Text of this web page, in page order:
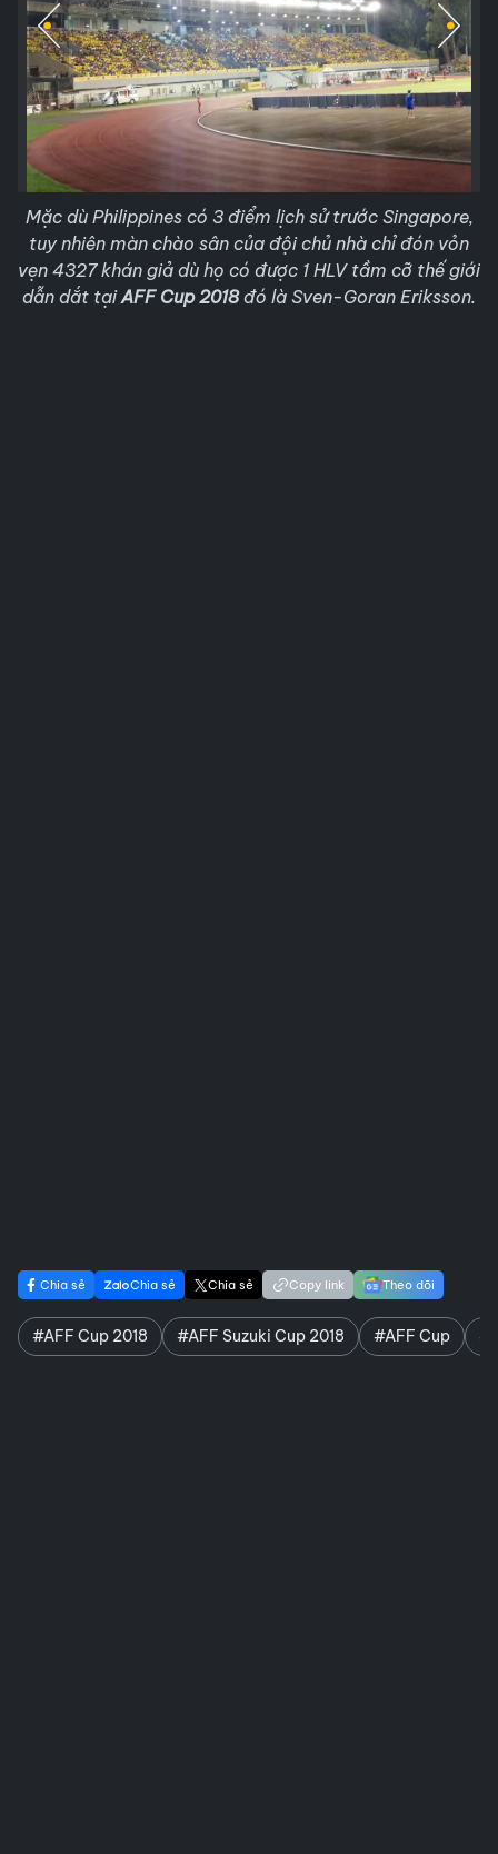
Mặc dù Philippines có 3 điểm lịch sử trước Singapore,
tuy nhiên màn chào sân của đội chủ nhà chỉ đón vỏn
vẹn 4327 khán giả dù họ có được 1 HLV tầm cỡ thế giới
dẫn dắt tạiAFF Cup 2018đó là Sven-Goran Eriksson.
Chia sẻ Chia sẻ Chia sẻ Copy link Theo dõi
#AFF Cup 2018 #AFF Suzuki Cup 2018 #AFF Cup